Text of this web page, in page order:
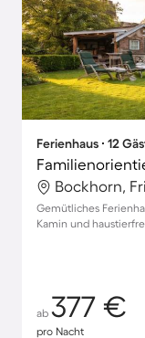
Ferienhaus ∙ 12
Bockhorn,
Gemütliches
Kamin und
ab 377 €
pro Nacht